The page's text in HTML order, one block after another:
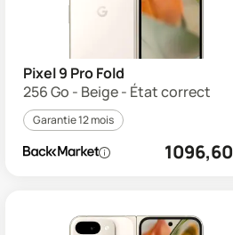
Pixel 9 Pro Fold
256 Go - Beige - État correct
Garantie 12 mois
1096,60